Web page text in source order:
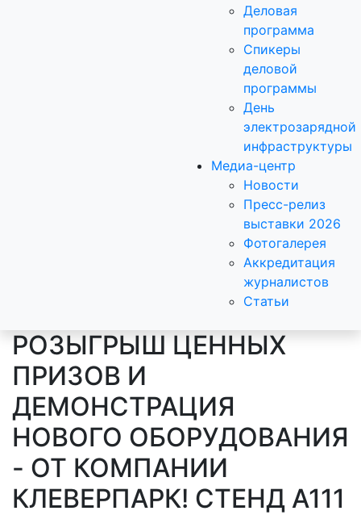
Деловая
программа
Спикеры
деловой
программы
День
электрозарядной
инфраструктуры
Медиа-центр
Новости
Пресс-релиз
выставки 2026
Фотогалерея
Аккредитация
журналистов
Статьи
РОЗЫГРЫШ ЦЕННЫХ
ПРИЗОВ И
ДЕМОНСТРАЦИЯ
НОВОГО ОБОРУДОВАНИЯ
- ОТ КОМПАНИИ
КЛЕВЕРПАРК! СТЕНД А111